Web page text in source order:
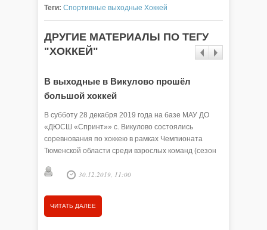
Теги: Спортивные выходные Хоккей
ДРУГИЕ МАТЕРИАЛЫ ПО ТЕГУ
"ХОККЕЙ"
В выходные в Викулово прошёл
большой хоккей
В субботу 28 декабря 2019 года на базе МАУ ДО
«ДЮСШ «Спринт»» с. Викулово состоялись
соревнования по хоккею в рамках Чемпионата
Тюменской области среди взрослых команд (сезон
30.12.2019, 11:00
ЧИТАТЬ ДАЛЕЕ